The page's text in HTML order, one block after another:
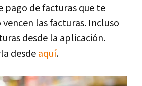
pago de facturas que te
las facturas. Incluso
desde la aplicación.
desdeaquí.